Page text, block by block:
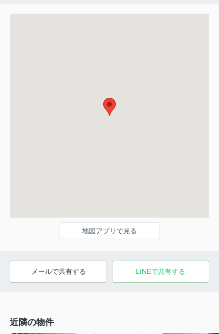
地図アプリで見る
メールで共有する LINEで共有する
近隣の物件